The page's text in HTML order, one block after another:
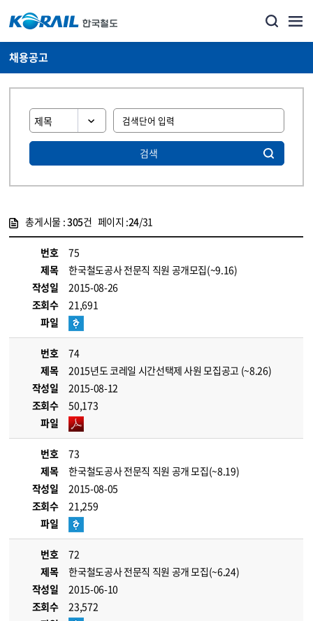
채용공고
검색
총게시물 :305건 페이지 :24/31
번호
75
제목
한국철도공사 전문직 직원 공개모집(~9.16)
작성일
2015-08-26
조회수
21,691
파일
번호
74
제목
2015년도 코레일 시간선택제 사원 모집공고 (~8.26)
작성일
2015-08-12
조회수
50,173
파일
번호
73
제목
한국철도공사 전문직 직원 공개 모집(~8.19)
작성일
2015-08-05
조회수
21,259
파일
번호
72
제목
한국철도공사 전문직 직원 공개 모집(~6.24)
작성일
2015-06-10
조회수
23,572